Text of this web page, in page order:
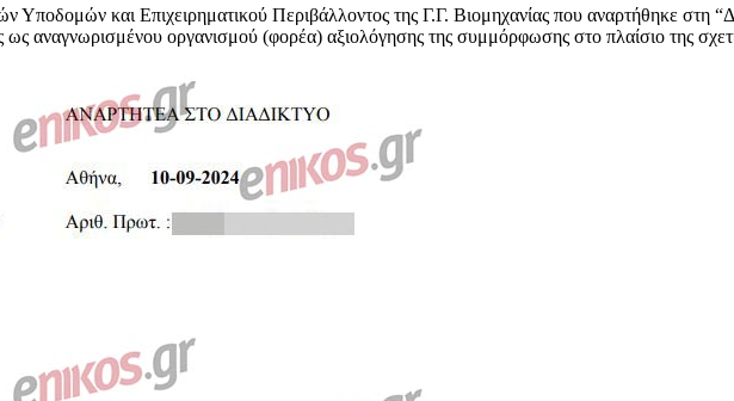
και Επιχειρηματικού Περιβάλλοντος της Γ.Γ. Βιομηχανίας που αναρτήθηκε στη
ως αναγνωρισμένου οργανισμού (φορέα) αξιολόγησης της συμμόρφωσης στο πλαίσιο της